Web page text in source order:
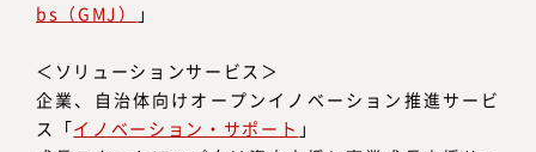
bs（GMJ）
」
＜ソリューションサービス＞
企業、自治体向けオープンイノベーション推進サービ
ス「イノベーション・サポート 」